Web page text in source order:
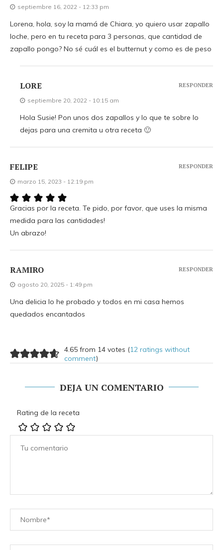
septiembre 16, 2022 - 12:33 pm
Lorena, hola, soy la mamá de Chiara, yo quiero usar zapallo
loche, pero en tu receta para 3 personas, que cantidad de
zapallo pongo? No sé cuál es el butternut y como es de peso
LORE
septiembre 20, 2022 - 10:15 am
Hola Susie! Pon unos dos zapallos y lo que te sobre lo
dejas para una cremita u otra receta 🙂
RESPONDER
FELIPE
marzo 15, 2023 - 12:19 pm
Gracias por la receta. Te pido, por favor, que uses la misma
medida para las cantidades!
Un abrazo!
RESPONDER
RAMIRO
agosto 20, 2025 - 1:49 pm
Una delicia lo he probado y todos en mi casa hemos
quedados encantados
RESPONDER
4.65 from 14 votes (12 ratings without
comment)
DEJA UN COMENTARIO
Rating de la receta